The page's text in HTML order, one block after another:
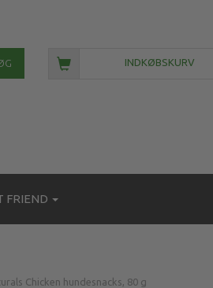
INDKØBSKURV
FRIEND
Chicken hundesnacks, 80 g